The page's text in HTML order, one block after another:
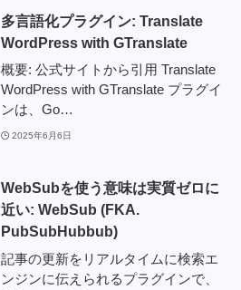
多言語化プラグイン: Translate
WordPress with GTranslate
概要: 公式サイトから引用 Translate
WordPress with GTranslate プラグイ
ンは、Go…
2025年6月6日
WebSubを使う意味は実質ゼロに
近い: WebSub (FKA.
PubSubHubbub)
記事の更新をリアルタイムに検索エ
ンジンに伝えられるプラグインで、